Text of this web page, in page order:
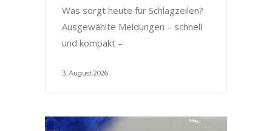
Was sorgt heute für Schlagzeilen?
Ausgewählte Meldungen – schnell
und kompakt –
3. August 2026